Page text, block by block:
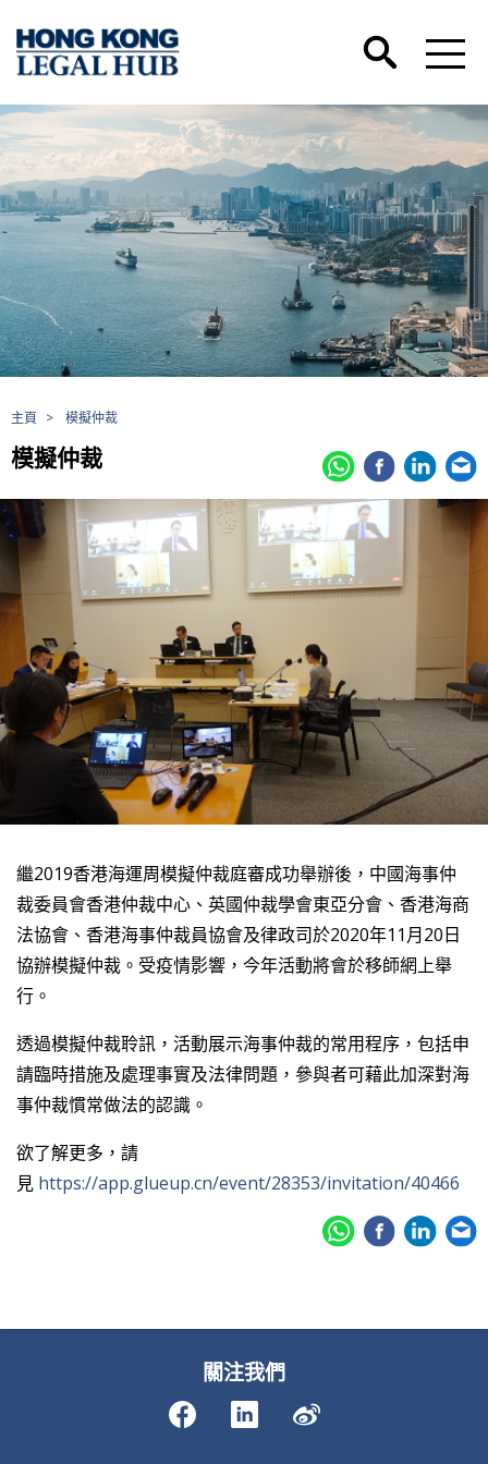
主頁 > 模擬仲裁
模擬仲裁
繼2019香港海運周模擬仲裁庭審成功舉辦後，中國海事仲
裁委員會香港仲裁中心、英國仲裁學會東亞分會、香港海商
法協會、香港海事仲裁員協會及律政司於2020年11月20日
協辦模擬仲裁。受疫情影響，今年活動將會於移師網上舉
行。
透過模擬仲裁聆訊，活動展示海事仲裁的常用程序，包括申
請臨時措施及處理事實及法律問題，參與者可藉此加深對海
事仲裁慣常做法的認識。
欲了解更多，請
見 https://app.glueup.cn/event/28353/invitation/40466
關注我們